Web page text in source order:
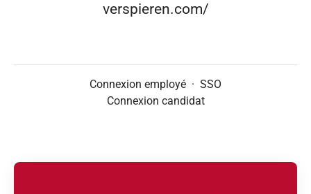
verspieren.com/
Connexion employé · SSO
Connexion candidat